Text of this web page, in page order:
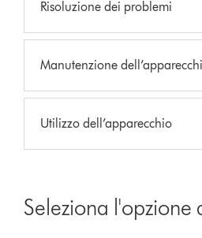
Risoluzione dei problemi
Manutenzione
Utilizzo dell’apparecchio
Seleziona